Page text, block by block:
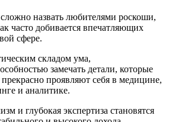
назвать любителями роскоши,
часто добивается впечатляющих
сфере.
складом ума,
замечать детали, которые
проявляют себя в медицине,
и аналитике.
и глубокая экспертиза становятся